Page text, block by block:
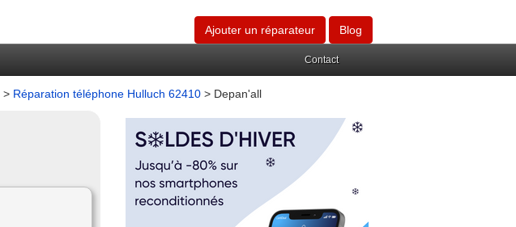
Ajouter un réparateur Blog
Contact
> Réparation téléphone Hulluch 62410 > Depan'all